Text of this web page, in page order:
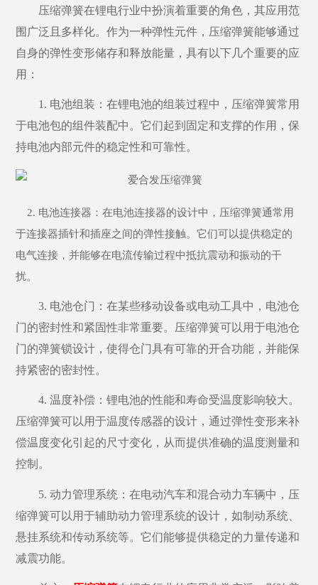
压缩弹簧在锂电行业中扮演着重要的角色，其应用范
围广泛且多样化。作为一种弹性元件，压缩弹簧能够通过
自身的弹性变形储存和释放能量，具有以下几个重要的应
用：
1. 电池组装：在锂电池的组装过程中，压缩弹簧常用
于电池包的组件装配中。它们起到固定和支撑的作用，保
持电池内部元件的稳定性和可靠性。
2. 电池连接器：在电池连接器的设计中，压缩弹簧通常用
于连接器插针和插座之间的弹性接触。它们可以提供稳定的
电气连接，并能够在电流传输过程中抵抗震动和振动的干
扰。
3. 电池仓门：在某些移动设备或电动工具中，电池仓
门的密封性和紧固性非常重要。压缩弹簧可以用于电池仓
门的弹簧锁设计，使得仓门具有可靠的开合功能，并能保
持紧密的密封性。
4. 温度补偿：锂电池的性能和寿命受温度影响较大。
压缩弹簧可以用于温度传感器的设计，通过弹性变形来补
偿温度变化引起的尺寸变化，从而提供准确的温度测量和
控制。
5. 动力管理系统：在电动汽车和混合动力车辆中，压
缩弹簧可以用于辅助动力管理系统的设计，如制动系统、
悬挂系统和传动系统等。它们能够提供稳定的力量传递和
减震功能。